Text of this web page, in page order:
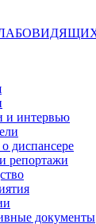
и интервью
диспансере
репортажи
документы